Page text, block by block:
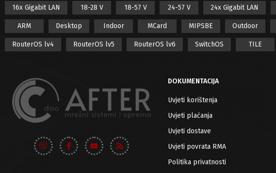
16x Gigabit LAN 18-28 V 18-57 V 24-57 V 24x Gigabit LAN
ARM Desktop Indoor MCard MIPSBE Outdoor
RouterOS lv4 RouterOS lv5 RouterOS lv6 SwitchOS TILE
DOKUMENTACIJA
Uvjeti korištenja
Uvjeti plaćanja
Uvjeti dostave
Uvjeti povrata RMA
Politika privatnosti